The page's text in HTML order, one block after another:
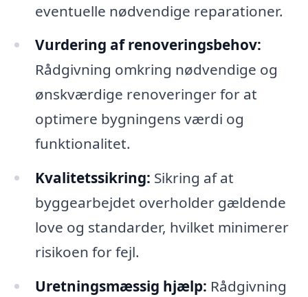
eventuelle nødvendige reparationer.
Vurdering af renoveringsbehov:
Rådgivning omkring nødvendige og
ønskværdige renoveringer for at
optimere bygningens værdi og
funktionalitet.
Kvalitetssikring: Sikring af at
byggearbejdet overholder gældende
love og standarder, hvilket minimerer
risikoen for fejl.
Uretningsmæssig hjælp: Rådgivning